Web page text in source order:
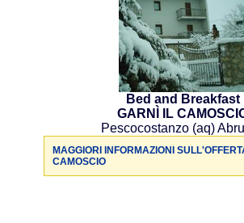
Bed and Breakfast
GARNÌ IL
Pescocostanzo (aq)
MAGGIORI INFORMAZIONI
CAMOSCIO